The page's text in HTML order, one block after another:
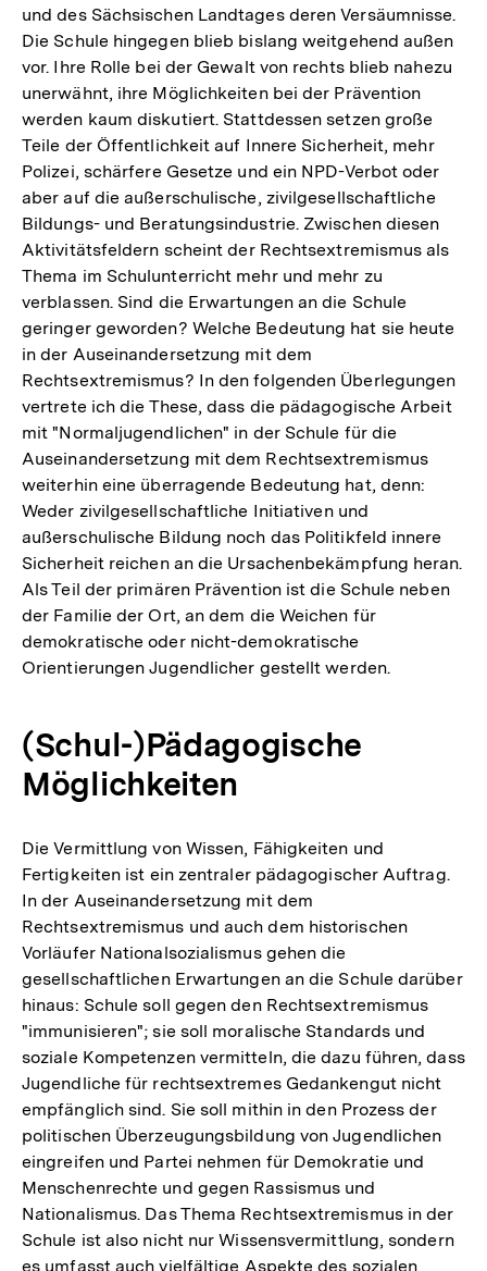
und des Sächsischen Landtages deren Versäumnisse.
Die Schule hingegen blieb bislang weitgehend außen
vor. Ihre Rolle bei der Gewalt von rechts blieb nahezu
unerwähnt, ihre Möglichkeiten bei der Prävention
werden kaum diskutiert. Stattdessen setzen große
Teile der Öffentlichkeit auf Innere Sicherheit, mehr
Polizei, schärfere Gesetze und ein NPD-Verbot oder
aber auf die außerschulische, zivilgesellschaftliche
Bildungs- und Beratungsindustrie. Zwischen diesen
Aktivitätsfeldern scheint der Rechtsextremismus als
Thema im Schulunterricht mehr und mehr zu
verblassen. Sind die Erwartungen an die Schule
geringer geworden? Welche Bedeutung hat sie heute
in der Auseinandersetzung mit dem
Rechtsextremismus? In den folgenden Überlegungen
vertrete ich die These, dass die pädagogische Arbeit
mit "Normaljugendlichen" in der Schule für die
Auseinandersetzung mit dem Rechtsextremismus
weiterhin eine überragende Bedeutung hat, denn:
Weder zivilgesellschaftliche Initiativen und
außerschulische Bildung noch das Politikfeld innere
Sicherheit reichen an die Ursachenbekämpfung heran.
Als Teil der primären Prävention ist die Schule neben
der Familie der Ort, an dem die Weichen für
demokratische oder nicht-demokratische
Orientierungen Jugendlicher gestellt werden.
(Schul-)Pädagogische
Möglichkeiten
Die Vermittlung von Wissen, Fähigkeiten und
Fertigkeiten ist ein zentraler pädagogischer Auftrag.
In der Auseinandersetzung mit dem
Rechtsextremismus und auch dem historischen
Vorläufer Nationalsozialismus gehen die
gesellschaftlichen Erwartungen an die Schule darüber
hinaus: Schule soll gegen den Rechtsextremismus
"immunisieren"; sie soll moralische Standards und
soziale Kompetenzen vermitteln, die dazu führen, dass
Jugendliche für rechtsextremes Gedankengut nicht
empfänglich sind. Sie soll mithin in den Prozess der
politischen Überzeugungsbildung von Jugendlichen
eingreifen und Partei nehmen für Demokratie und
Menschenrechte und gegen Rassismus und
Nationalismus. Das Thema Rechtsextremismus in der
Schule ist also nicht nur Wissensvermittlung, sondern
es umfasst auch vielfältige Aspekte des sozialen